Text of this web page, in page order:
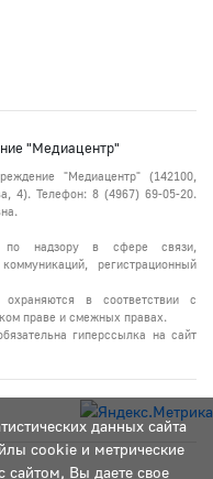
данных сайта
cookie и метрические
Вы даете свое
"Медиацентр"
"Медиацентр" (142100,
4). Телефон: 8 (4967) 69-05-20.
по надзору в сфере связи,
регистрационный
в соответствии с
праве и смежных правах.
гиперссылка на сайт